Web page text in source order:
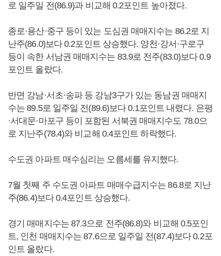
로 일주일 전(86.9)과 비교해 0.2포인트 높아졌다.
종로·용산·중구 등이 있는 도심권 매매지수는 86.2로 지
난주(86.0)보다 0.2포인트 상승했다. 양천·강서·구로구
등이 속한 서남권 매매지수는 83.9로 전주(83.0)보다 0.9
포인트 올랐다.
반면 강남·서초·송파 등 강남3구가 있는 동남권 매매지
수는 89.5로 일주일 전(89.6)보다 0.1포인트 내렸다. 은평
·서대문·마포구 등이 포함된 서북권 매매지수도 78.0으
로 지난주(78.4)와 비교해 0.4포인트 하락했다.
수도권 아파트 매수심리는 오름세를 유지했다.
7월 첫째 주 수도권 아파트 매매수급지수는 86.8로 지난
주(86.4)보다 0.4포인트 상승했다.
경기 매매지수는 87.3으로 전주(86.8)와 비교해 0.5포인
트, 인천 매매지수는 87.6으로 일주일 전(87.4)보다 0.2포
인트 올랐다.